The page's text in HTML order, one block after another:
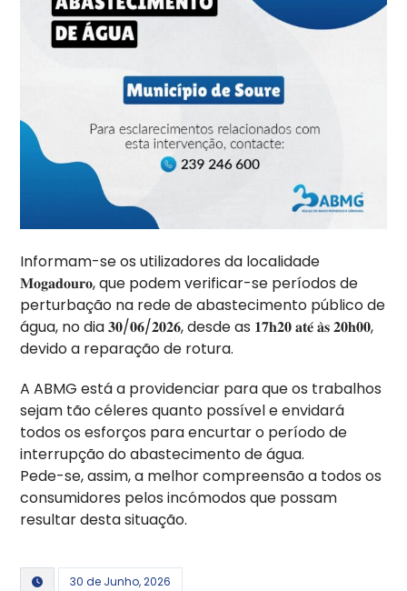
Informam-se os utilizadores da localidade
𝐌𝐨𝐠𝐚𝐝𝐨𝐮𝐫𝐨, que podem verificar-se períodos de
perturbação na rede de abastecimento público de
água, no dia 𝟑𝟎/𝟎𝟔/𝟐𝟎𝟐𝟔, desde as 𝟏𝟕𝐡𝟐𝟎 𝐚𝐭𝐞́ 𝐚̀𝐬 𝟐𝟎𝐡𝟎𝟎,
devido a reparação de rotura.
A ABMG está a providenciar para que os trabalhos
sejam tão céleres quanto possível e envidará
todos os esforços para encurtar o período de
interrupção do abastecimento de água.
Pede-se, assim, a melhor compreensão a todos os
consumidores pelos incómodos que possam
resultar desta situação.
30 de Junho, 2026